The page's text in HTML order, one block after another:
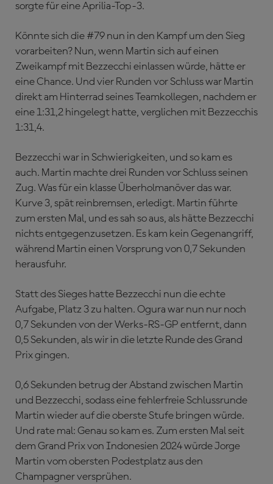
sorgte für eine Aprilia-Top-3.
Könnte sich die #79 nun in den Kampf um den Sieg
vorarbeiten? Nun, wenn Martin sich auf einen
Zweikampf mit Bezzecchi einlassen würde, hätte er
eine Chance. Und vier Runden vor Schluss war Martin
direkt am Hinterrad seines Teamkollegen, nachdem er
eine 1:31,2 hingelegt hatte, verglichen mit Bezzecchis
1:31,4.
Bezzecchi war in Schwierigkeiten, und so kam es
auch. Martin machte drei Runden vor Schluss seinen
Zug. Was für ein klasse Überholmanöver das war.
Kurve 3, spät reinbremsen, erledigt. Martin führte
zum ersten Mal, und es sah so aus, als hätte Bezzecchi
nichts entgegenzusetzen. Es kam kein Gegenangriff,
während Martin einen Vorsprung von 0,7 Sekunden
herausfuhr.
Statt des Sieges hatte Bezzecchi nun die echte
Aufgabe, Platz 3 zu halten. Ogura war nun nur noch
0,7 Sekunden von der Werks-RS-GP entfernt, dann
0,5 Sekunden, als wir in die letzte Runde des Grand
Prix gingen.
0,6 Sekunden betrug der Abstand zwischen Martin
und Bezzecchi, sodass eine fehlerfreie Schlussrunde
Martin wieder auf die oberste Stufe bringen würde.
Und rate mal: Genau so kam es. Zum ersten Mal seit
dem Grand Prix von Indonesien 2024 würde Jorge
Martin vom obersten Podestplatz aus den
Champagner versprühen.